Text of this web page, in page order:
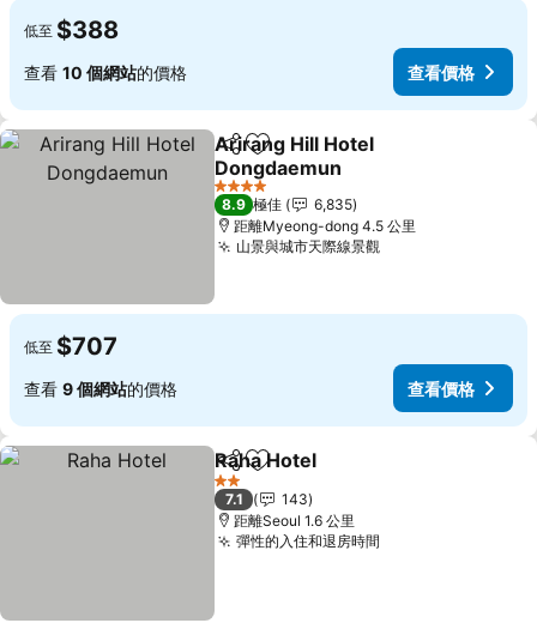
低至 $388
查看 10 個網站的價格 查看價格
分享 放到收藏夾
Arirang Hill Hotel
Dongdaemun
4 星級
8.9 極佳
6,835
距離Myeong-dong 4.5 公里
山景與城市天際線景觀
低至 $707
查看 9 個網站的價格 查看價格
分享 放到收藏夾
Raha Hotel
2 星級
7.1
143
距離Seoul 1.6 公里
彈性的入住和退房時間